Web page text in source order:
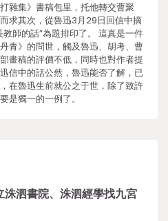
雜集》書稿包里，托他轉交曹聚
求其次，從魯迅3月29日回信中摘
師的話”為題排印了。 這真是一件
青》的問世，觸及魯迅、胡考、曹
畫稿的評價不低，同時也對作者提
信中的話公然，魯迅能否了解，已
在魯迅生前就公之于世，除了致許
是獨一的一例了。
泗書院、洙泗經學找九宮